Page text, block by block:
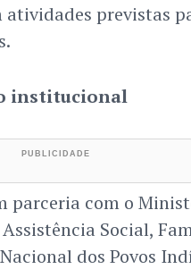
previstas
institucional
parceria com o
Social,
dos Povos